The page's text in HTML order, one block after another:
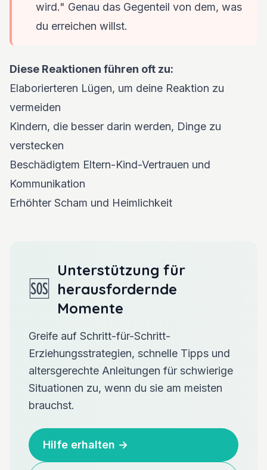
wird." Genau das Gegenteil von dem, was
du erreichen willst.
Diese Reaktionen führen oft zu:
Elaborierteren Lügen, um deine Reaktion zu
vermeiden
Kindern, die besser darin werden, Dinge zu
verstecken
Beschädigtem Eltern-Kind-Vertrauen und
Kommunikation
Erhöhter Scham und Heimlichkeit
🆘
Unterstützung für
herausfordernde
Momente
Greife auf Schritt-für-Schritt-
Erziehungsstrategien, schnelle Tipps und
altersgerechte Anleitungen für schwierige
Situationen zu, wenn du sie am meisten
brauchst.
Hilfe erhalten →